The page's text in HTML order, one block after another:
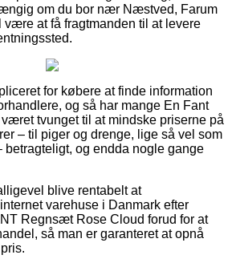
om du bor nær Næstved, Farum
at få fragtmanden til at levere
for købere at finde information
og så har mange En Fant
tvunget til at mindske priserne på
– til piger og drenge, lige så vel som
og endda nogle gange
blive rentabelt at
varehuse i Danmark efter
Regnsæt Rose Cloud forud for at
så man er garanteret at opnå